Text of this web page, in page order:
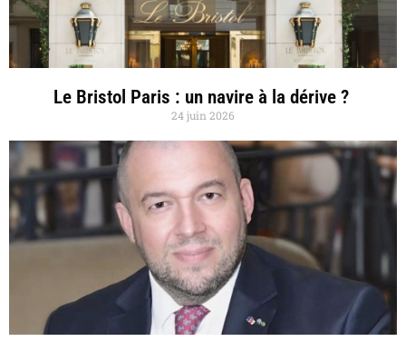
Le Bristol Paris : un navire à la dérive ?
24 juin 2026